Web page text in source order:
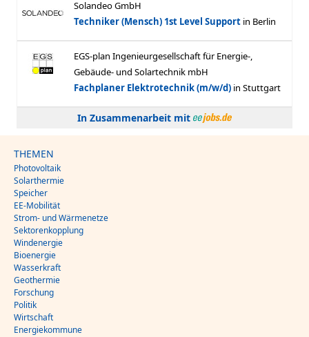
In Zusammenarbeit mit
THEMEN
Photovoltaik
Solarthermie
Speicher
EE-Mobilität
Strom- und Wärmenetze
Sektorenkopplung
Windenergie
Bioenergie
Wasserkraft
Geothermie
Forschung
Politik
Wirtschaft
Energiekommune